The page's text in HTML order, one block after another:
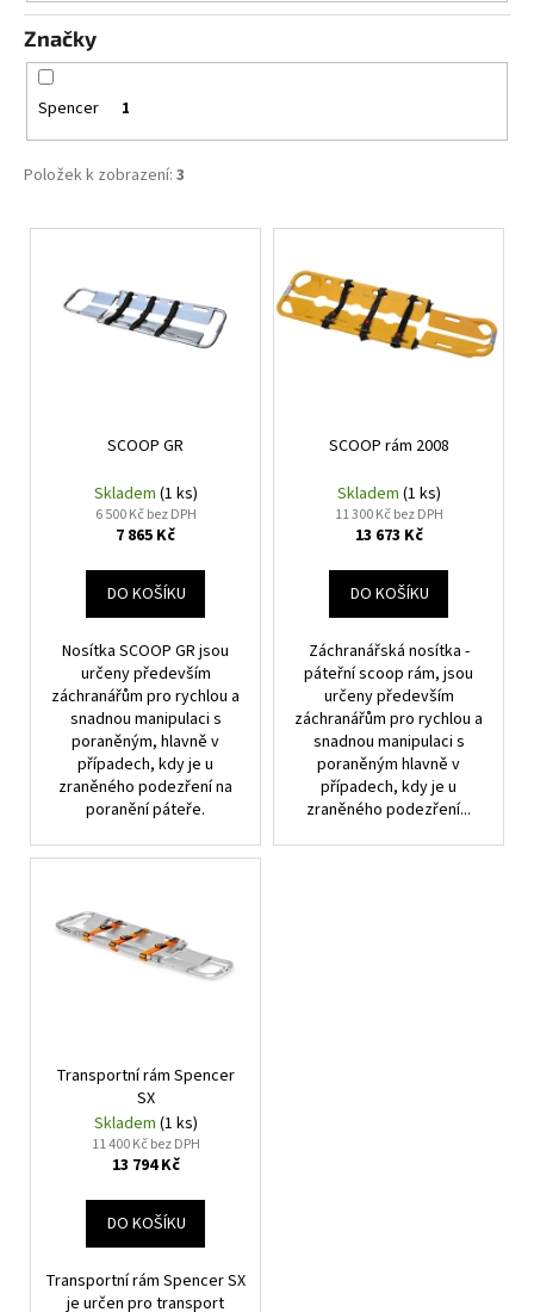
t
ů
Značky
Spencer 1
Položek k zobrazení: 3
V
SCOOP GR
Skladem (1 ks)
6 500 Kč bez DPH
7 865 Kč
DO KOŠÍKU
Nosítka SCOOP GR jsou
určeny především
záchranářům pro rychlou a
snadnou manipulaci s
poraněným, hlavně v
případech, kdy je u
zraněného podezření na
poranění páteře.
SCOOP rám 2008
Skladem (1 ks)
11 300 Kč bez DPH
13 673 Kč
DO KOŠÍKU
Záchranářská nosítka -
páteřní scoop rám, jsou
určeny především
záchranářům pro rychlou a
snadnou manipulaci s
poraněným hlavně v
případech, kdy je u
zraněného podezření...
Transportní rám Spencer
SX
Skladem (1 ks)
11 400 Kč bez DPH
13 794 Kč
DO KOŠÍKU
Transportní rám Spencer SX
je určen pro transport
a
j